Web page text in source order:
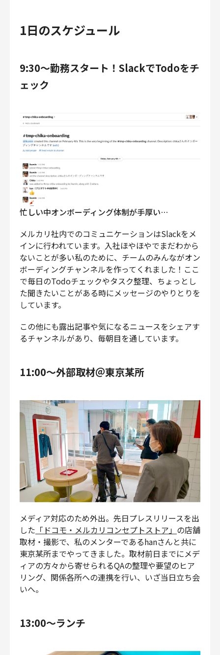
人事
1日のスケジュール
9:30〜勤務スタート！SlackでTodoをチ
ェック
忙しい中オンボーディング体制が手厚い…
メルカリ社内でのコミュニケーションはSlackをメ
インに行われています。入社ほやほやでまだわから
ないことが多い私のために、チームのみんながオン
ボーディングチャンネルを作ってくれました！ここ
で毎日のTodoチェックやタスク整理、ちょっとし
た聞きたいことがある時にメッセージのやりとりを
しています。
この他にも露出記事や気になるニュースをシェアす
るチャンネルがあり、毎朝目を通しています。
11:00〜外部取材＠東京某所
メディア対応のため外出。先日プレスリリースを出
した 「ドコモ・メルカリコンセプトストア」 の店舗
取材・撮影で、私のメンターであるhanさんと共に
東京某所までやってきました。取材前日までにメデ
ィアの方々から寄せられるQAの整理や要望のヒア
リング、関係各所への連携を行い、いざ当日立ち会
いへ。
13:00〜ランチ